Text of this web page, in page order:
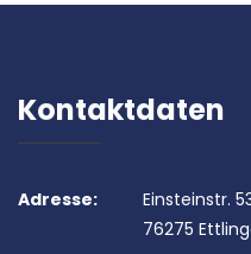
Kontaktdaten
Adresse:
Einsteinstr.
76275